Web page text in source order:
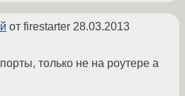
от firestarter 28.03.2013
только не на роутере а